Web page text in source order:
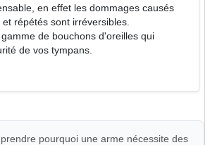
en effet les dommages causés
répétés sont irréversibles.
de bouchons d'oreilles qui
de vos tympans.
pourquoi une arme nécessite des